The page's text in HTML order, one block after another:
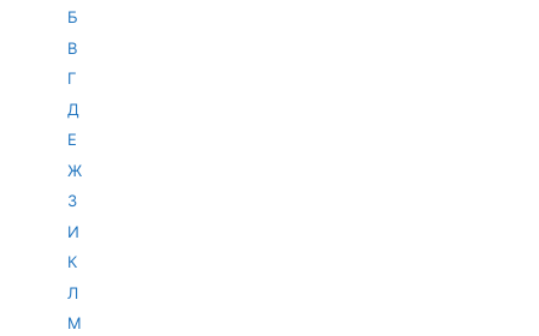
Б
В
Г
Д
Е
Ж
З
И
К
Л
М